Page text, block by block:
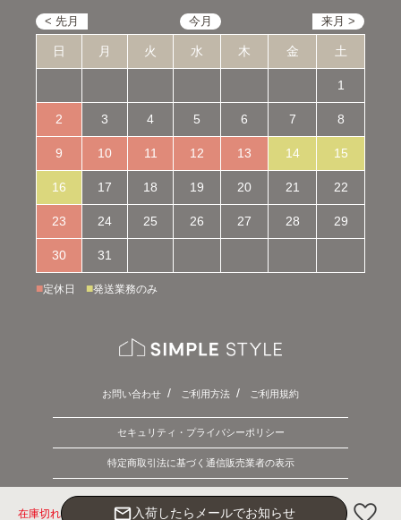
在庫切れ mail_outline 入荷したらメールでお知らせ
日 月 火 水 木 金 土
1
2 3 4 5 6 7 8
9 10 11 12 13 14 15
16 17 18 19 20 21 22
23 24 25 26 27 28 29
30 31
■定休日 ■発送業務のみ
お問い合わせ ご利用方法 ご利用規約
セキュリティ・プライバシーポリシー
特定商取引法に基づく通信販売業者の表示
Copyright © 2026 SIMPLE STYLE. ALL Rights Reserved.